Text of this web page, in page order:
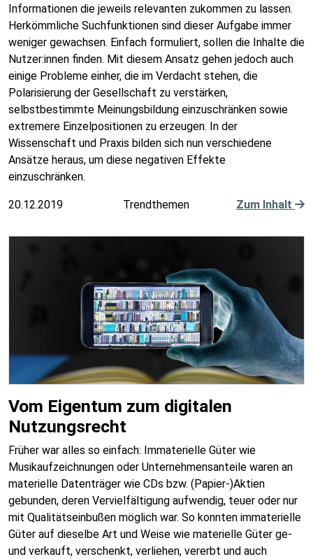
Informationen die jeweils relevanten zukommen zu lassen.
Herkömmliche Suchfunktionen sind dieser Aufgabe immer
weniger gewachsen. Einfach formuliert, sollen die Inhalte die
Nutzer:innen finden. Mit diesem Ansatz gehen jedoch auch
einige Probleme einher, die im Verdacht stehen, die
Polarisierung der Gesellschaft zu verstärken,
selbstbestimmte Meinungsbildung einzuschränken sowie
extremere Einzelpositionen zu erzeugen. In der
Wissenschaft und Praxis bilden sich nun verschiedene
Ansätze heraus, um diese negativen Effekte
einzuschränken.
20.12.2019 Trendthemen Zum Inhalt
Vom Eigentum zum digitalen
Nutzungsrecht
Früher war alles so einfach: Immaterielle Güter wie
Musikaufzeichnungen oder Unternehmensanteile waren an
materielle Datenträger wie CDs bzw. (Papier-)Aktien
gebunden, deren Vervielfältigung aufwendig, teuer oder nur
mit Qualitätseinbußen möglich war. So konnten immaterielle
Güter auf dieselbe Art und Weise wie materielle Güter ge-
und verkauft, verschenkt, verliehen, vererbt und auch